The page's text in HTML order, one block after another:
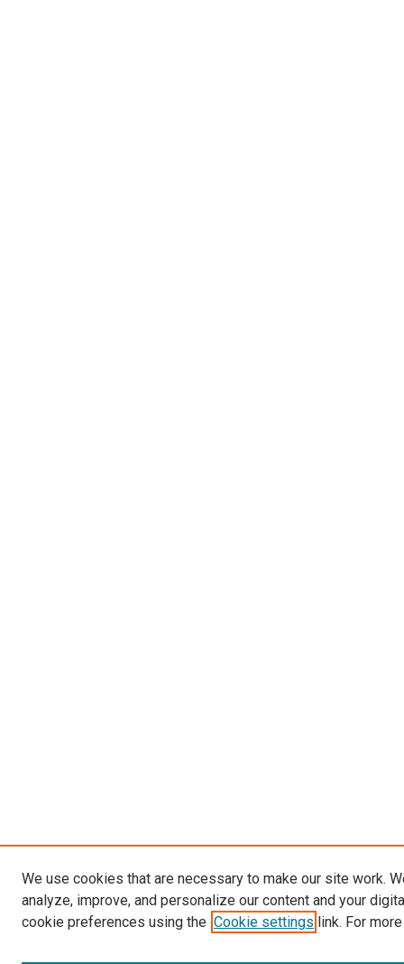
We use cookies that are necessary to make our site work.
analyze, improve, and personalize our content and your
cookie preferences using the Cookie settings link. For